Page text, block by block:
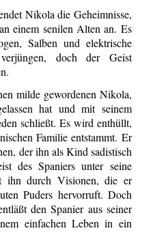
Nikola die Geheimnisse,
einem senilen Alten an. Es
Salben und elektrische
doch der Geist
milde gewordenen Nikola,
hat und mit seinem
schließt. Es wird enthüllt,
Familie entstammt. Er
der ihn als Kind sadistisch
des Spaniers unter seine
ihn durch Visionen, die er
Puders hervorruft. Doch
den Spanier aus seiner
einfachen Leben in ein